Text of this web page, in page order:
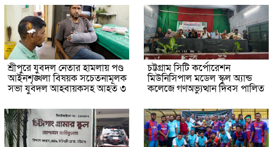
শ্রীপুরে যুবদল নেতার হামলায় পণ্ড
আইনশৃঙ্খলা বিষয়ক সচেতনামূলক
সভা যুবদল আহবায়কসহ আহত ৩
চট্টগ্রাম সিটি কর্পোরেশন
মিউনিসিপাল মডেল স্কুল অ্যান্ড
কলেজে গণঅভ্যুত্থান দিবস পালিত